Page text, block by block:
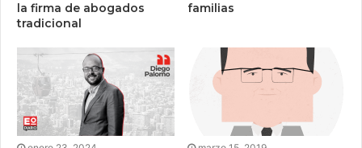
la firma de abogados
tradicional
familias